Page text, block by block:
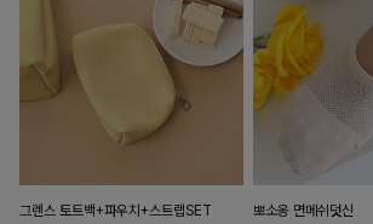
그렌스 토트백+파우치+스트랩SET 뽀소옹 면메쉬덧신